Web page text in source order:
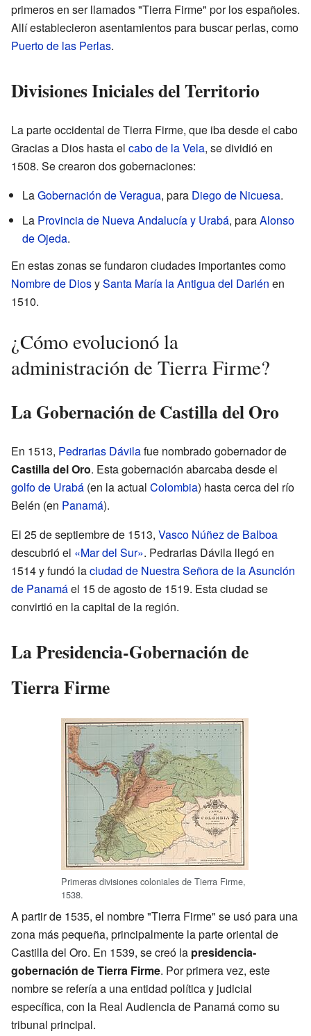
primeros en ser llamados "Tierra Firme" por los españoles.
Allí establecieron asentamientos para buscar perlas, como
Puerto de las Perlas.
Divisiones Iniciales del Territorio
La parte occidental de Tierra Firme, que iba desde el cabo
Gracias a Dios hasta el cabo de la Vela, se dividió en
1508. Se crearon dos gobernaciones:
LaGobernación de Veragua, para Diego de Nicuesa.
La Provincia de Nueva Andalucía y Urabá, paraAlonso
de Ojeda.
En estas zonas se fundaron ciudades importantes como
Nombre de DiosySanta María la Antigua del Darién en
1510.
¿Cómo evolucionó la
administración de Tierra Firme?
La Gobernación de Castilla del Oro
En 1513, Pedrarias Dávilafue nombrado gobernador de
Castilla del Oro. Esta gobernación abarcaba desde el
golfo de Urabá (en la actual Colombia) hasta cerca del río
Belén (en Panamá).
El 25 de septiembre de 1513, Vasco Núñez de Balboa
descubrió el «Mar del Sur». Pedrarias Dávila llegó en
1514 y fundó laciudad de Nuestra Señora de la Asunción
de Panamáel 15 de agosto de 1519. Esta ciudad se
convirtió en la capital de la región.
La Presidencia-Gobernación de
Tierra Firme
Primeras divisiones coloniales de Tierra Firme,
1538.
A partir de 1535, el nombre "Tierra Firme" se usó para una
zona más pequeña, principalmente la parte oriental de
Castilla del Oro. En 1539, se creó la presidencia-
gobernación de Tierra Firme. Por primera vez, este
nombre se refería a una entidad política y judicial
específica, con la Real Audiencia de Panamá como su
tribunal principal.